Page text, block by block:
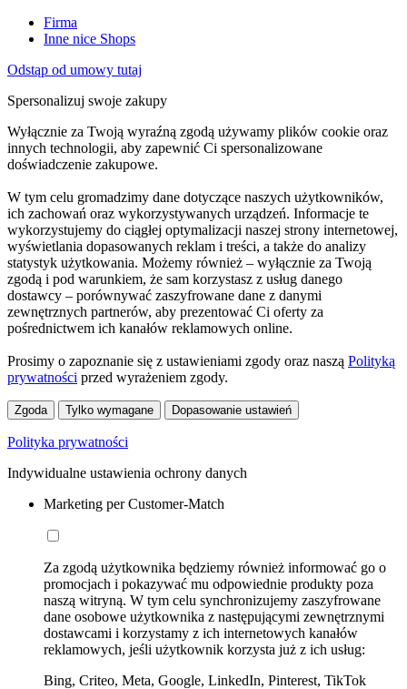
Firma
Inne nice Shops
Odstąp od umowy tutaj
Spersonalizuj swoje zakupy
Wyłącznie za Twoją wyraźną zgodą używamy plików cookie oraz
innych technologii, aby zapewnić Ci spersonalizowane
doświadczenie zakupowe.
W tym celu gromadzimy dane dotyczące naszych użytkowników,
ich zachowań oraz wykorzystywanych urządzeń. Informacje te
wykorzystujemy do ciągłej optymalizacji naszej strony internetowej,
wyświetlania dopasowanych reklam i treści, a także do analizy
statystyk użytkowania. Możemy również – wyłącznie za Twoją
zgodą i pod warunkiem, że sam korzystasz z usług danego
dostawcy – porównywać zaszyfrowane dane z danymi
zewnętrznych partnerów, aby prezentować Ci oferty za
pośrednictwem ich kanałów reklamowych online.
Prosimy o zapoznanie się z ustawieniami zgody oraz naszą Polityką
prywatności przed wyrażeniem zgody.
Zgoda Tylko wymagane Dopasowanie ustawień
Polityka prywatności
Indywidualne ustawienia ochrony danych
Marketing per Customer-Match
Za zgodą użytkownika będziemy również informować go o
promocjach i pokazywać mu odpowiednie produkty poza
naszą witryną. W tym celu synchronizujemy zaszyfrowane
dane osobowe użytkownika z następującymi zewnętrznymi
dostawcami i korzystamy z ich internetowych kanałów
reklamowych, jeśli użytkownik korzysta już z ich usług:
Bing, Criteo, Meta, Google, LinkedIn, Pinterest, TikTok